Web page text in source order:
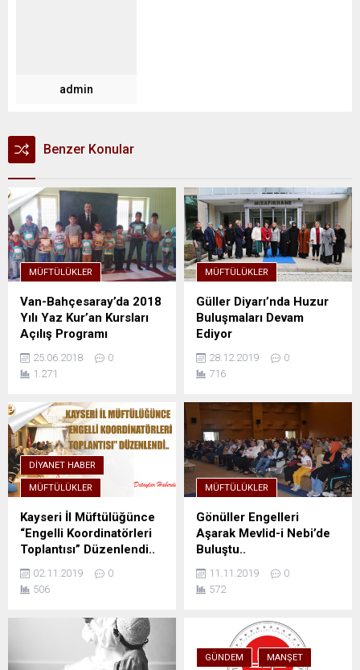
admin
Benzer Konular
MÜFTÜLÜKLER
Van-Bahçesaray’da 2018
Yılı Yaz Kur’an Kursları
Açılış Programı
25.06.2018
0
1.271
MÜFTÜLÜKLER
Güller Diyarı’nda Huzur
Buluşmaları Devam
Ediyor
28.12.2019
0
716
DIYANET HABER
MÜFTÜLÜKLER
Kayseri İl Müftülüğünce
“Engelli Koordinatörleri
Toplantısı” Düzenlendi..
02.11.2019
0
506
MÜFTÜLÜKLER
Gönüller Engelleri
Aşarak Mevlid-i Nebi’de
Buluştu..
11.11.2019
0
572
GÜNDEM MANŞET